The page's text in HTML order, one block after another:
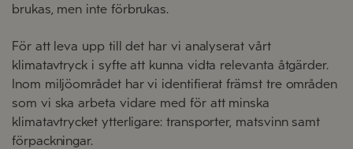
brukas, men inte förbrukas.
För att leva upp till det har vi analyserat vårt
klimatavtryck i syfte att kunna vidta relevanta åtgärder.
Inom miljöområdet har vi identifierat främst tre områden
som vi ska arbeta vidare med för att minska
klimatavtrycket ytterligare: transporter, matsvinn samt
förpackningar.